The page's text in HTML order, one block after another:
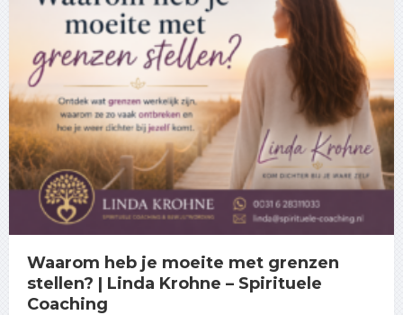
Waarom heb je moeite met grenzen
stellen? | Linda Krohne – Spirituele
Coaching